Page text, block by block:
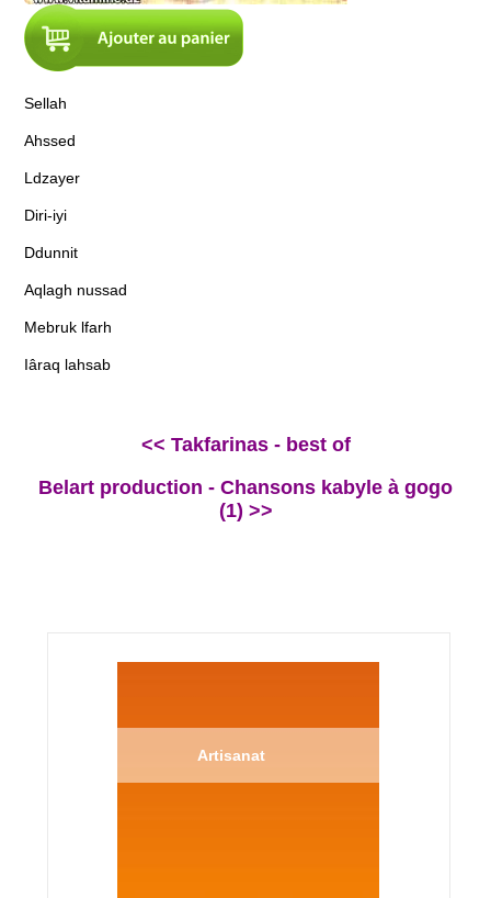
Sellah
Ahssed
Ldzayer
Diri-iyi
Ddunnit
Aqlagh nussad
Mebruk lfarh
Iâraq lahsab
<< Takfarinas - best of
Belart production - Chansons kabyle à gogo
(1) >>
Artisanat